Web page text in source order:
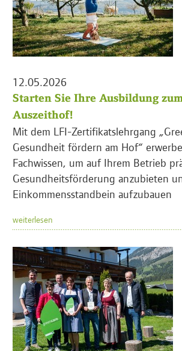
12.05.2026
Starten Sie Ihre Ausbildung
Auszeithof!
Mit dem LFI-Zertifikatslehrgang
Gesundheit fördern am Hof“
Fachwissen, um auf Ihrem Betrieb
Gesundheitsförderung anzubieten
Einkommensstandbein aufzubauen
weiterlesen